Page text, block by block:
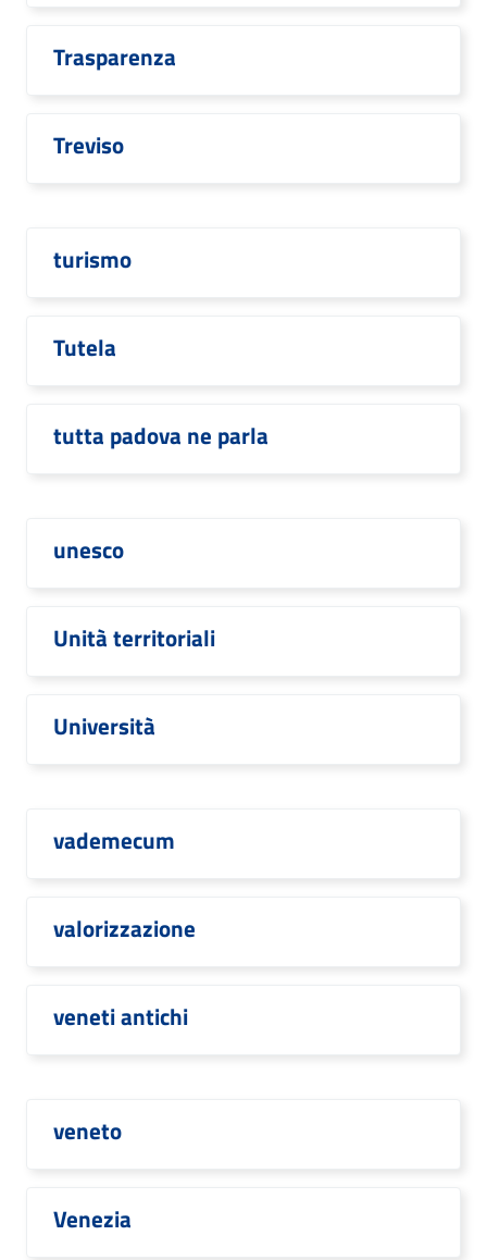
Trasparenza
Treviso
turismo
Tutela
tutta padova ne parla
unesco
Unità territoriali
Università
vademecum
valorizzazione
veneti antichi
veneto
Venezia